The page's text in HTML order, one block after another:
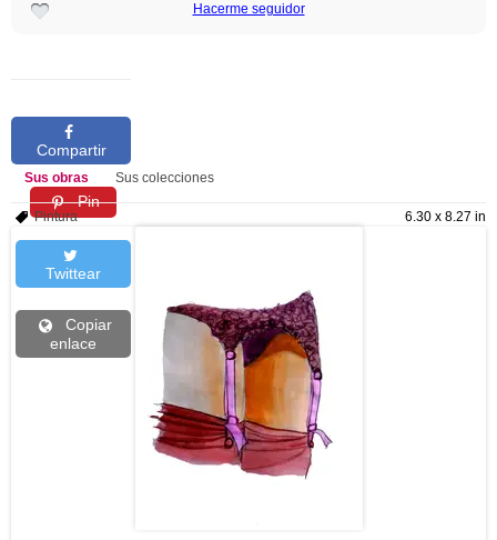
Hacerme seguidor
Compartir
Pin
Twittear
Copiar
enlace
Sus obras Sus colecciones
6.30 x 8.27 in
Pintura